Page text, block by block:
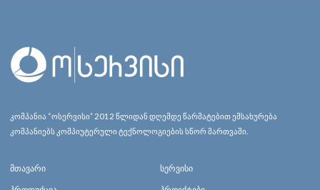
კომპანია “ოსერვისი” 2012 წლიდან დღემდე წარმატებით ემსახურება
კომპანიებს კომპიუტერული ტექნოლოგიების სწორ მართვაში.
მთავარი სერვისი